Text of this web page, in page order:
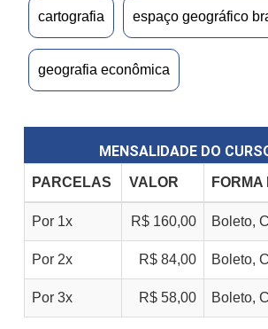
cartografia espaço geográfico
geografia econômica
MENSALIDADE DO
PARCELAS VALOR
Por 1x R$ 160,00 Boleto,
Por 2x R$ 84,00 Boleto,
Por 3x R$ 58,00 Boleto,